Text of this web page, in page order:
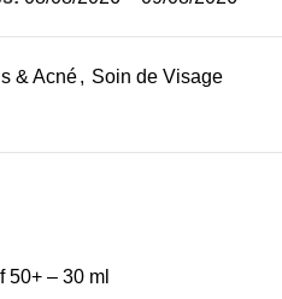
& Acné, Soin de Visage
50+ – 30 ml